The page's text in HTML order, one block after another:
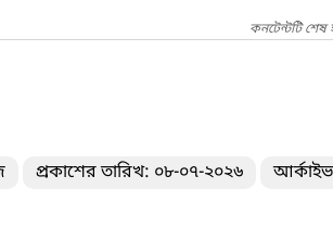
কনটেন্টটি
প্রকাশের তারিখ: ০৮-০৭-২০২৬